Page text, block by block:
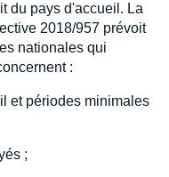
du pays d'accueil. La
2018/957 prévoit
nationales qui
:
et périodes minimales
;